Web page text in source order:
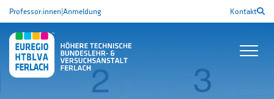
Professor:innen|Anmeldung Kontakt